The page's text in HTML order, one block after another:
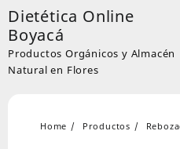
Skip
to
content
Dietética Online
Boyacá
Productos Orgánicos y Almacén
Natural en Flores
Home Productos